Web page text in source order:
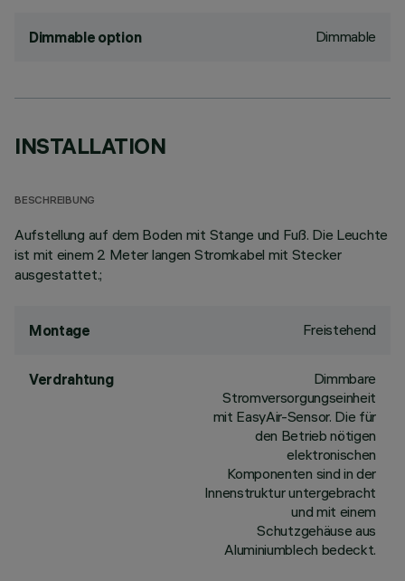
Dimmable option Dimmable
INSTALLATION
BESCHREIBUNG
Aufstellung auf dem Boden mit Stange und Fuß. Die Leuchte
ist mit einem 2 Meter langen Stromkabel mit Stecker
ausgestattet.;
Montage Freistehend
Verdrahtung
Dimmbare
Stromversorgungseinheit
mit EasyAir-Sensor. Die für
den Betrieb nötigen
elektronischen
Komponenten sind in der
Innenstruktur untergebracht
und mit einem
Schutzgehäuse aus
Aluminiumblech bedeckt.